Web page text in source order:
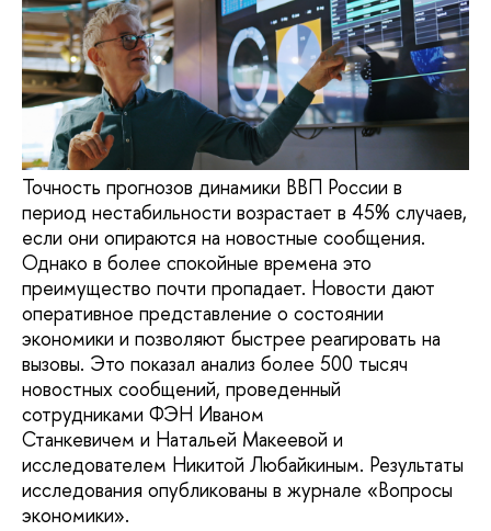
Точность прогнозов динамики ВВП России в
период нестабильности возрастает в 45% случаев,
если они опираются на новостные сообщения.
Однако в более спокойные времена это
преимущество почти пропадает. Новости дают
оперативное представление о состоянии
экономики и позволяют быстрее реагировать на
вызовы. Это показал анализ более 500 тысяч
новостных сообщений, проведенный
сотрудниками ФЭН Иваном
Станкевичем и Натальей Макеевой и
исследователем Никитой Любайкиным. Результаты
исследования опубликованы в журнале «Вопросы
экономики».